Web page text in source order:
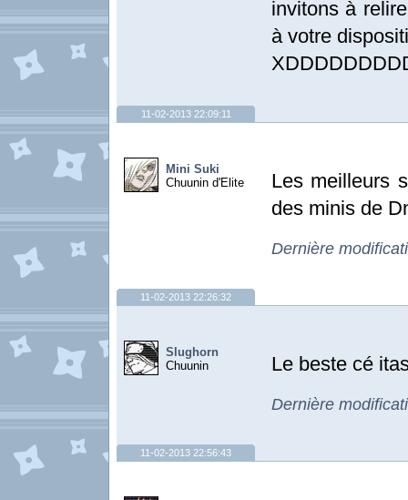
invitons à
à votre
11-02-2013 22:09:11
Mini Suki
Chuunin d'Elite
Les meilleurs
des minis de
Dernière
11-02-2013 22:26:32
Slughorn
Chuunin
Le beste cé
Dernière
11-02-2013 22:56:43